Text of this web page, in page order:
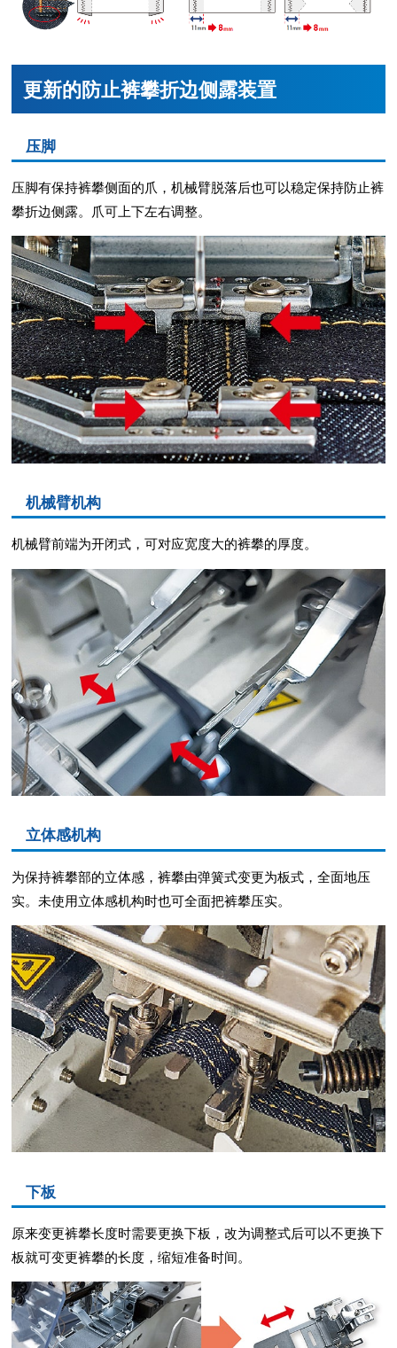
更新的防止裤攀折边侧露装置
压脚
压脚有保持裤攀侧面的爪，机械臂脱落后也可以稳定保持防止裤
攀折边侧露。爪可上下左右调整。
机械臂机构
机械臂前端为开闭式，可对应宽度大的裤攀的厚度。
立体感机构
为保持裤攀部的立体感，裤攀由弹簧式变更为板式，全面地压
实。未使用立体感机构时也可全面把裤攀压实。
下板
原来变更裤攀长度时需要更换下板，改为调整式后可以不更换下
板就可变更裤攀的长度，缩短准备时间。